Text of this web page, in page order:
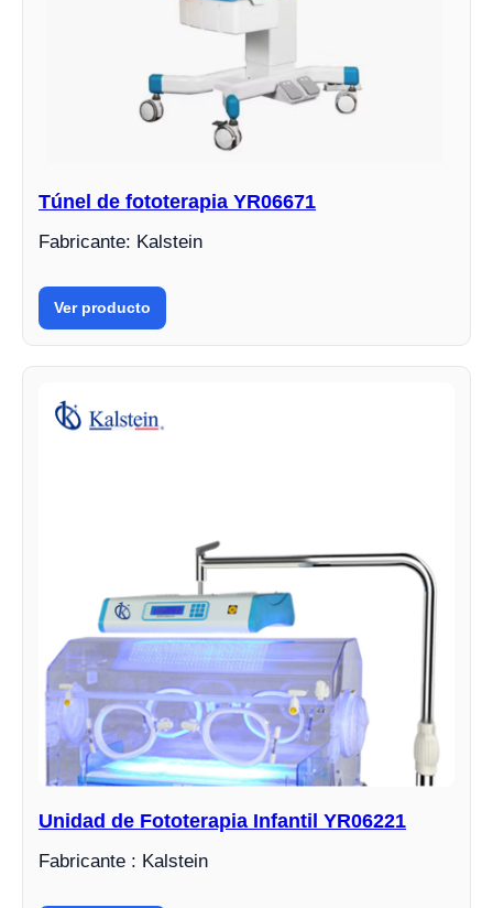
Túnel de fototerapia YR06671
Fabricante: Kalstein
Ver producto
Unidad de Fototerapia Infantil YR06221
Fabricante : Kalstein